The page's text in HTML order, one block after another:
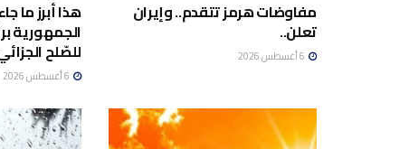
مفاوضات هرمز تتقدم.. وإيران
تعلن..
هذا أبرز ما
الجمهورية
للصّلح